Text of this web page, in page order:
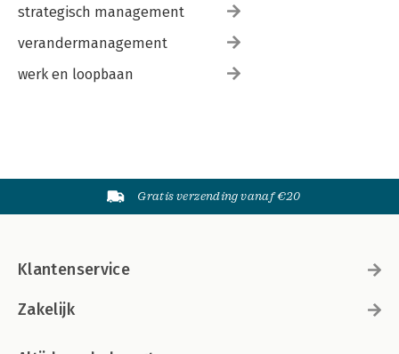
strategisch management
verandermanagement
werk en loopbaan
Gratis verzending vanaf €20
Klantenservice
Zakelijk